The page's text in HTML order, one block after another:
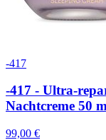
-417
-417 - Ultra-
Nachtcreme 50
99,00 €